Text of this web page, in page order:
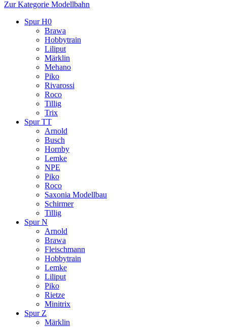
Zur Kategorie Modellbahn
Spur H0
Brawa
Hobbytrain
Liliput
Märklin
Mehano
Piko
Rivarossi
Roco
Tillig
Trix
Spur TT
Arnold
Busch
Hornby
Lemke
NPE
Piko
Roco
Saxonia Modellbau
Schirmer
Tillig
Spur N
Arnold
Brawa
Fleischmann
Hobbytrain
Lemke
Liliput
Piko
Rietze
Minitrix
Spur Z
Märklin